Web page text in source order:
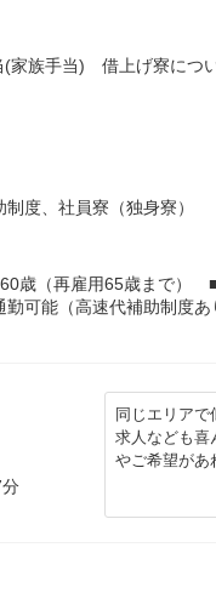
家族手当) 借上げ寮につ
度、社員寮（独身寮）
歳（再雇用65歳まで）
可能（高速代補助制度あ
同じエリアで
求人なども喜
やご希望があ